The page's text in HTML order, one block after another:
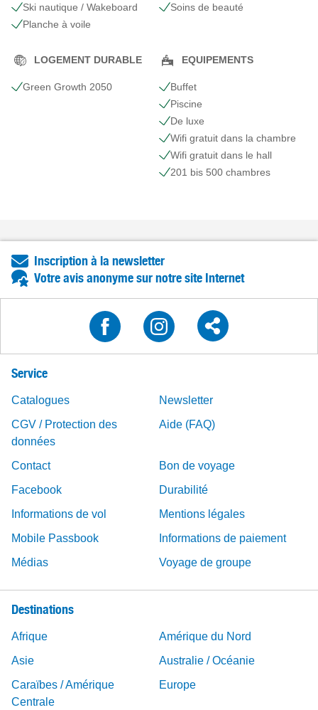
Ski nautique / Wakeboard
Planche à voile
Soins de beauté
LOGEMENT DURABLE
Green Growth 2050
EQUIPEMENTS
Buffet
Piscine
De luxe
Wifi gratuit dans la chambre
Wifi gratuit dans le hall
201 bis 500 chambres
Inscription à la newsletter
Votre avis anonyme sur notre site Internet
Service
Catalogues
Newsletter
CGV / Protection des
données
Aide (FAQ)
Contact
Bon de voyage
Facebook
Durabilité
Informations de vol
Mentions légales
Mobile Passbook
Informations de paiement
Médias
Voyage de groupe
Destinations
Afrique
Amérique du Nord
Asie
Australie / Océanie
Caraïbes / Amérique
Centrale
Europe